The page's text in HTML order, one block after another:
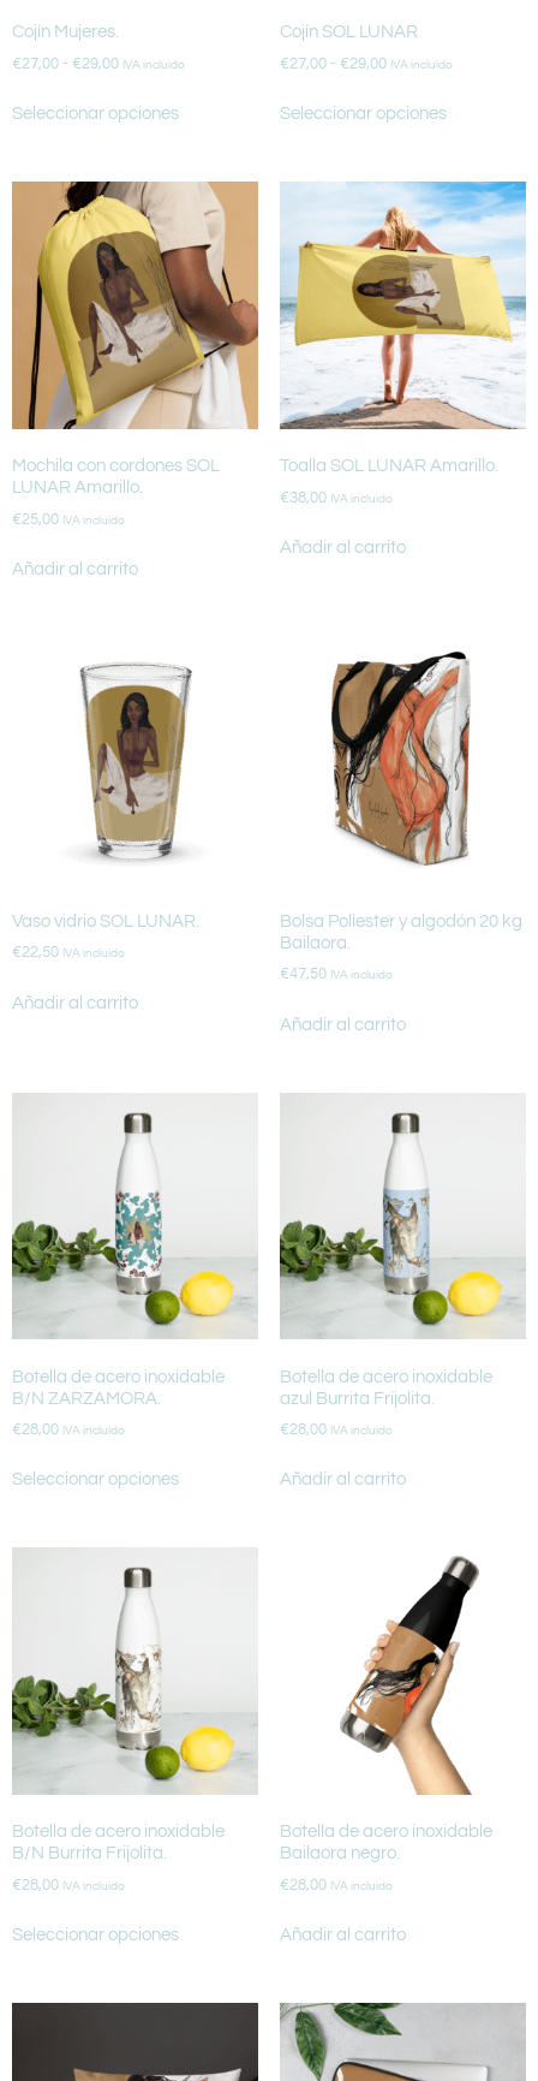
Cojín Mujeres.
€27,00 - €29,00 IVA incluido
Seleccionar opciones
Cojín SOL LUNAR
€27,00 - €29,00 IVA incluido
Seleccionar opciones
Mochila con cordones SOL
LUNAR Amarillo.
€25,00 IVA incluido
Añadir al carrito
Toalla SOL LUNAR Amarillo.
€38,00 IVA incluido
Añadir al carrito
Vaso vidrio SOL LUNAR.
€22,50 IVA incluido
Añadir al carrito
Bolsa Poliester y algodón 20 kg
Bailaora.
€47,50 IVA incluido
Añadir al carrito
Botella de acero inoxidable
B/N ZARZAMORA.
€28,00 IVA incluido
Seleccionar opciones
Botella de acero inoxidable
azul Burrita Frijolita.
€28,00 IVA incluido
Añadir al carrito
Botella de acero inoxidable
B/N Burrita Frijolita.
€28,00 IVA incluido
Seleccionar opciones
Botella de acero inoxidable
Bailaora negro.
€28,00 IVA incluido
Añadir al carrito